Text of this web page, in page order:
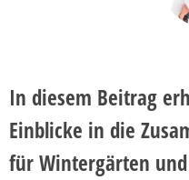
In diesem Beitrag
Einblicke in die
für Wintergärten